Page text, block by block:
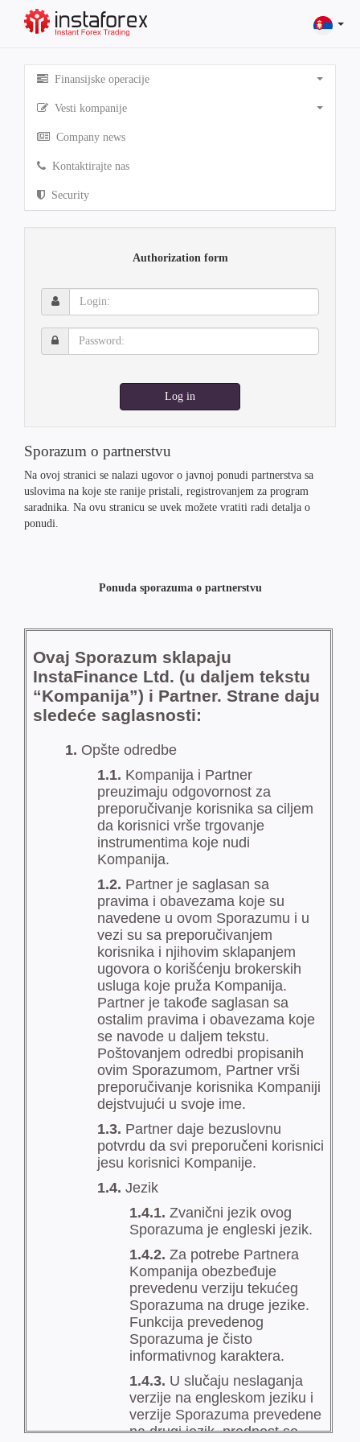
Finansijske operacije
Vesti kompanije
Company news
Kontaktirajte nas
Security
Authorization form
Login:
Password:
Log in
Sporazum o partnerstvu
Na ovoj stranici se nalazi ugovor o javnoj ponudi partnerstva sa
uslovima na koje ste ranije pristali, registrovanjem za program
saradnika. Na ovu stranicu se uvek možete vratiti radi detalja o
ponudi.
Ponuda sporazuma o partnerstvu